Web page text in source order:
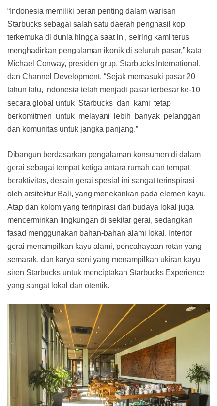
“Indonesia memiliki peran penting dalam warisan
Starbucks sebagai salah satu daerah penghasil kopi
terkemuka di dunia hingga saat ini, seiring kami terus
menghadirkan pengalaman ikonik di seluruh pasar,” kata
Michael Conway, presiden grup, Starbucks International,
dan Channel Development. “Sejak memasuki pasar 20
tahun lalu, Indonesia telah menjadi pasar terbesar ke-10
secara global untuk Starbucks dan kami tetap
berkomitmen untuk melayani lebih banyak pelanggan
dan komunitas untuk jangka panjang.”
Dibangun berdasarkan pengalaman konsumen di dalam
gerai sebagai tempat ketiga antara rumah dan tempat
beraktivitas, desain gerai spesial ini sangat terinspirasi
oleh arsitektur Bali, yang menekankan pada elemen kayu.
Atap dan kolom yang terinpirasi dari budaya lokal juga
mencerminkan lingkungan di sekitar gerai, sedangkan
fasad menggunakan bahan-bahan alami lokal. Interior
gerai menampilkan kayu alami, pencahayaan rotan yang
semarak, dan karya seni yang menampilkan ukiran kayu
siren Starbucks untuk menciptakan Starbucks Experience
yang sangat lokal dan otentik.